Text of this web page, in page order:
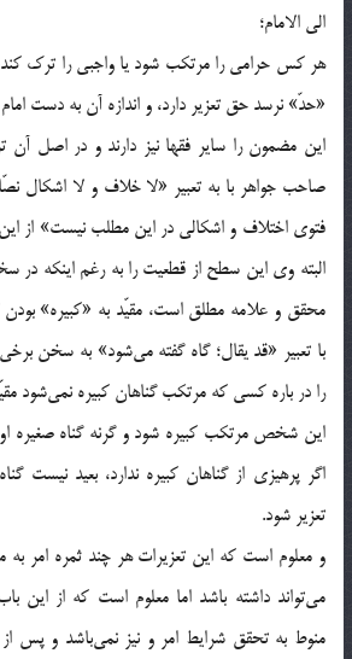
الی الامام؛
هر کس حرامی را مرتکب شود يا واجبی را ترک کند،
«حدّ» نرسد حق تعزير دارد، و اندازه آن به دست
اين مضمون را ساير فقها نيز دارند و در اصل آن
صاحب جواهر با به تعبير «لا خلاف و لا اشکال
فتوی اختلاف و اشکالی در اين مطلب نيست» از
البته وی اين سطح از قطعيت را به رغم اينکه
محقق و علامه مطلق است، مقيّد به «کبيره» بودن
با تعبير «قد يقال؛ گاه گفته می‌شود» به سخن
را در باره کسی که مرتکب گناهان کبيره نمی‌شود
اين شخص مرتکب کبيره شود و گرنه گناه صغيره
اگر پرهيزی از گناهان کبيره ندارد، بعيد نيست
تعزير شود.
و معلوم است که اين تعزيرات هر چند ثمره امر به
می‌تواند داشته باشد اما معلوم است که از اين
منوط به تحقق شرايط امر و نيز نمی‌باشد و پس